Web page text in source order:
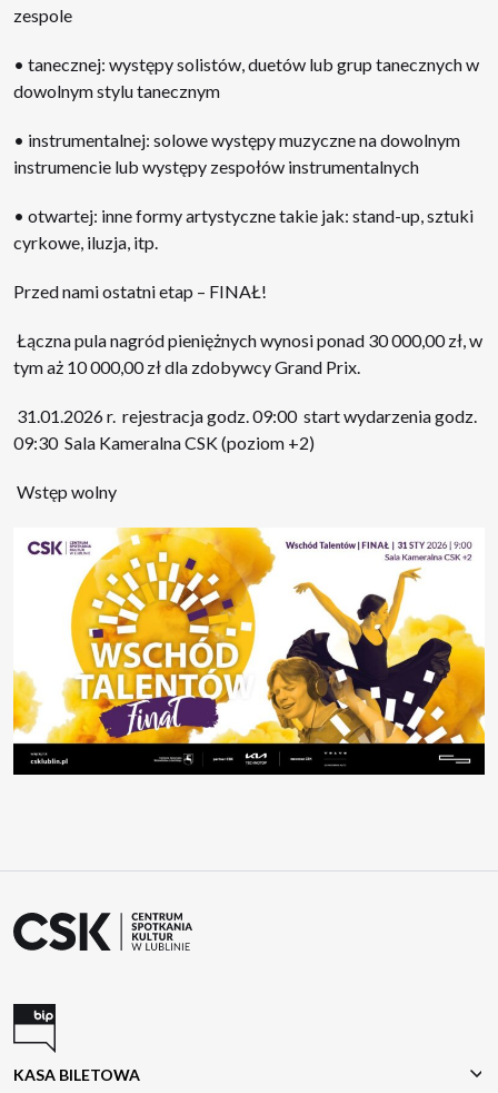
zespole
• tanecznej: występy solistów, duetów lub grup tanecznych w
dowolnym stylu tanecznym
• instrumentalnej: solowe występy muzyczne na dowolnym
instrumencie lub występy zespołów instrumentalnych
• otwartej: inne formy artystyczne takie jak: stand-up, sztuki
cyrkowe, iluzja, itp.
Przed nami ostatni etap – FINAŁ!
Łączna pula nagród pieniężnych wynosi ponad 30 000,00 zł, w
tym aż 10 000,00 zł dla zdobywcy Grand Prix.
31.01.2026 r. rejestracja godz. 09:00 start wydarzenia godz.
09:30 Sala Kameralna CSK (poziom +2)
Wstęp wolny
KASA BILETOWA